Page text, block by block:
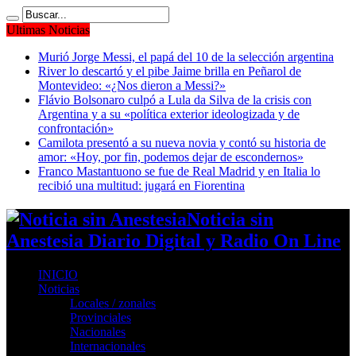
Ultimas Noticias
Murió Jorge Messi, el papá del 10 de la selección argentina
River lo descartó y el pibe Jaime brilla en Peñarol de
Montevideo: «¿Nos dieron a Messi?»
Flávio Bolsonaro culpó a Lula da Silva de la crisis con
Argentina y a su «política exterior ideologizada y de
confrontación»
Camilota presentó a su nueva novia y contó su historia de
amor: «Hoy, por fin, podemos dejar de escondernos»
Franco Mastantuono se fue de Real Madrid y en Italia lo
recibió una multitud: jugará en Fiorentina
Noticia sin
Anestesia Diario Digital y Radio On Line
INICIO
Noticias
Locales / zonales
Provinciales
Nacionales
Internacionales